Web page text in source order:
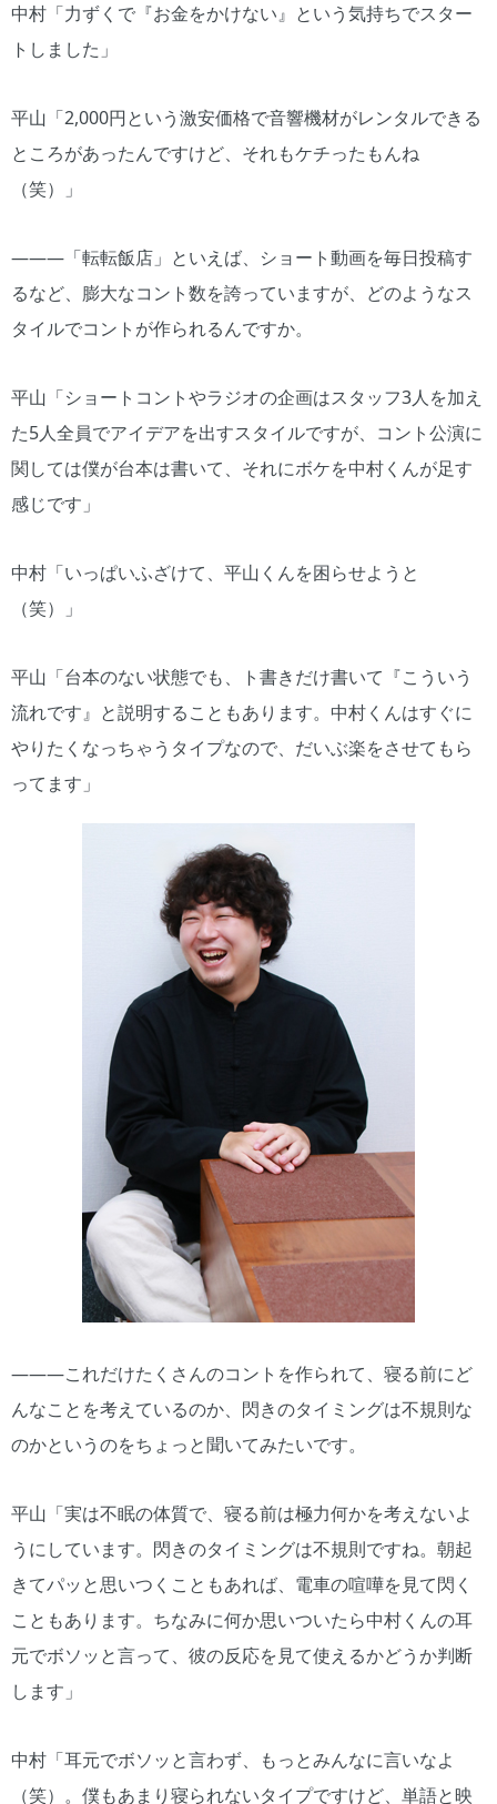
中村「力ずくで『お金をかけない』という気持ちでスター
トしました」
平山「2,000円という激安価格で音響機材がレンタルできる
ところがあったんですけど、それもケチったもんね
（笑）」
―――「転転飯店」といえば、ショート動画を毎日投稿す
るなど、膨大なコント数を誇っていますが、どのようなス
タイルでコントが作られるんですか。
平山「ショートコントやラジオの企画はスタッフ3人を加え
た5人全員でアイデアを出すスタイルですが、コント公演に
関しては僕が台本は書いて、それにボケを中村くんが足す
感じです」
中村「いっぱいふざけて、平山くんを困らせようと
（笑）」
平山「台本のない状態でも、ト書きだけ書いて『こういう
流れです』と説明することもあります。中村くんはすぐに
やりたくなっちゃうタイプなので、だいぶ楽をさせてもら
ってます」
―――これだけたくさんのコントを作られて、寝る前にど
んなことを考えているのか、閃きのタイミングは不規則な
のかというのをちょっと聞いてみたいです。
平山「実は不眠の体質で、寝る前は極力何かを考えないよ
うにしています。閃きのタイミングは不規則ですね。朝起
きてパッと思いつくこともあれば、電車の喧嘩を見て閃く
こともあります。ちなみに何か思いついたら中村くんの耳
元でボソッと言って、彼の反応を見て使えるかどうか判断
します」
中村「耳元でボソッと言わず、もっとみんなに言いなよ
（笑）。僕もあまり寝られないタイプですけど、単語と映